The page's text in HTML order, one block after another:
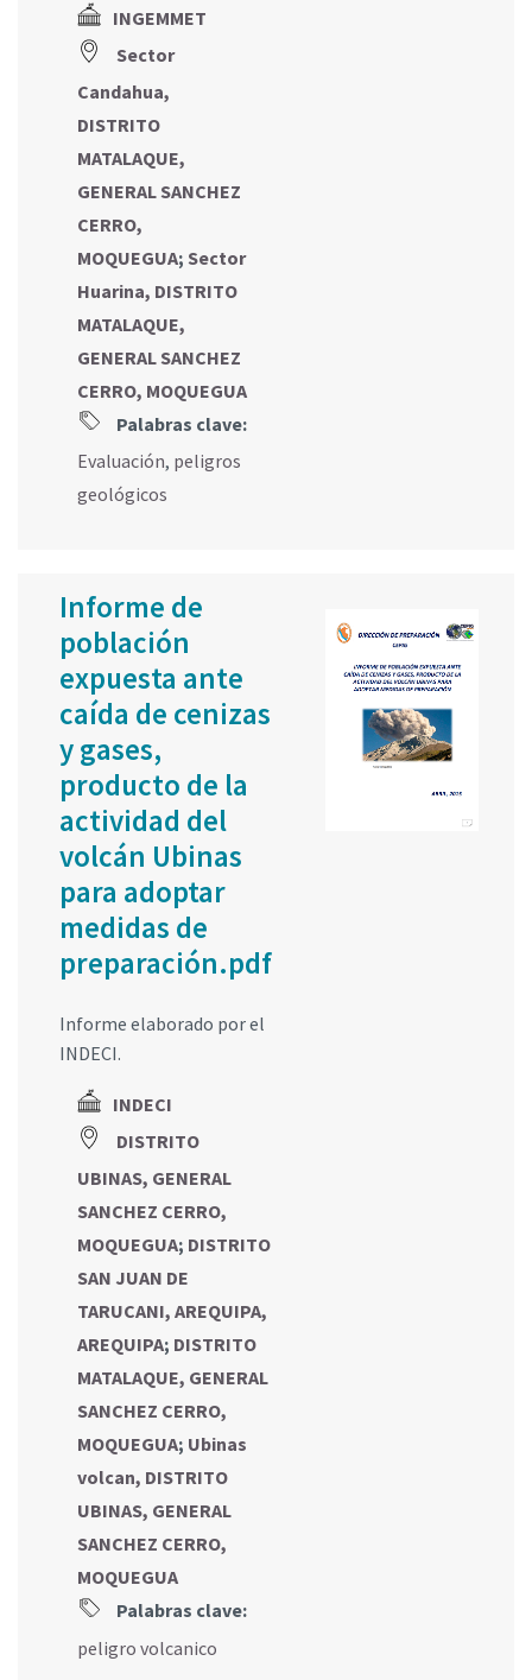
INGEMMET
Sector
Candahua,
DISTRITO
MATALAQUE,
GENERAL SANCHEZ
CERRO,
MOQUEGUA; Sector
Huarina, DISTRITO
MATALAQUE,
GENERAL SANCHEZ
CERRO, MOQUEGUA
Palabras clave:
Evaluación, peligros
geológicos
Informe de
población
expuesta ante
caída de cenizas
y gases,
producto de la
actividad del
volcán Ubinas
para adoptar
medidas de
preparación.pdf
Informe elaborado por el
INDECI.
INDECI
DISTRITO
UBINAS, GENERAL
SANCHEZ CERRO,
MOQUEGUA; DISTRITO
SAN JUAN DE
TARUCANI, AREQUIPA,
AREQUIPA; DISTRITO
MATALAQUE, GENERAL
SANCHEZ CERRO,
MOQUEGUA; Ubinas
volcan, DISTRITO
UBINAS, GENERAL
SANCHEZ CERRO,
MOQUEGUA
Palabras clave:
peligro volcanico